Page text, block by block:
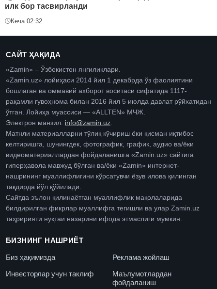
илк бор тасвирланди
Кеча 02:32
САЙТ ҲАҚИДА
«Zamin» – Ўзбекистон янгиликлари.
«Zamin.uz» лойиҳаси 2014 йил 1 декабрда ўз фаолиятини
бошлаган ва оммавий ахборот воситаси сифатида 1117-
рақамли гувоҳнома билан 2016 йил 5 июлда давлат рўйхатидан
ўтган. Лойиҳа муассиси — «ALLTEN» МЧЖ.
Электрон манзил: info@zamin.uz
Матнли материалларни тўлиқ кўчириш ёки қисман иқтибос
келтиришга, шунингдек, фотографик, график, аудио ва/ёки
видеоматериаллардан фойдаланишга «Zamin.uz» сайтига
гиперҳавола мавжуд бўлган ва/ёки «Zamin» интернет-
нашрининг муаллифлигини кўрсатувчи ёзув илова қилинган
тақдирда йўл қўйилади.
Сайтда эълон қилинаётган муаллифлик мақолаларида
билдирилган фикрлар муаллифга тегишли ва улар Zamin.uz
таҳририяти нуқтаи назарини ифода этмаслиги мумкин.
БИЗНИНГ НАШРИЁТ
Биз ҳақимизда
Реклама жойлаш
Инвесторлар учун таклиф
Маълумотлардан
фойдаланиш